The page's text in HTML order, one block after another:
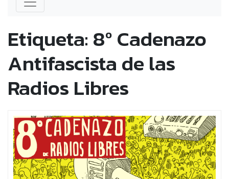
Etiqueta: 8º Cadenazo
Antifascista de las
Radios Libres